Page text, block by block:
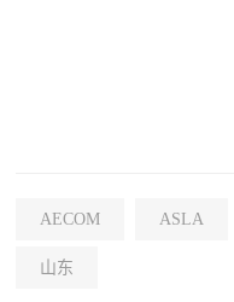
AECOM ASLA
山东